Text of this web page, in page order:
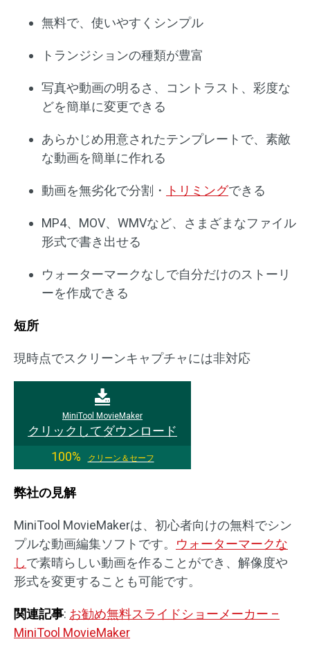
無料で、使いやすくシンプル
トランジションの種類が豊富
写真や動画の明るさ、コントラスト、彩度な
どを簡単に変更できる
あらかじめ用意されたテンプレートで、素敵
な動画を簡単に作れる
動画を無劣化で分割・ トリミングできる
MP4、MOV、WMVなど、さまざまなファイル
形式で書き出せる
ウォーターマークなしで自分だけのストーリ
ーを作成できる
短所
現時点でスクリーンキャプチャには非対応
MiniTool MovieMaker
クリックしてダウンロード
100%
クリーン＆セーフ
弊社の見解
MiniTool MovieMakerは、初心者向けの無料でシン
プルな動画編集ソフトです。 ウォーターマークな
しで素晴らしい動画を作ることができ、解像度や
形式を変更することも可能です。
関連記事: お勧め無料スライドショーメーカー –
MiniTool MovieMaker